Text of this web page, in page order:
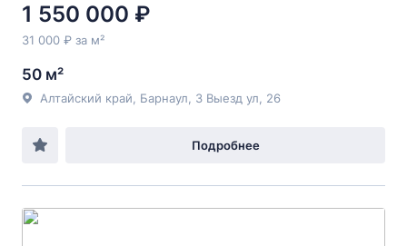
1 550 000 ₽
31 000 ₽ за м²
50 м²
Алтайский край, Барнаул, 3 Выезд ул, 26
Подробнее